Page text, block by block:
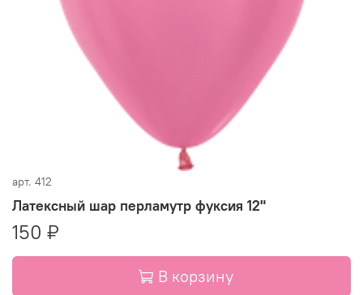
арт. 412
Латексный шар перламутр фуксия 12"
150 ₽
В корзину